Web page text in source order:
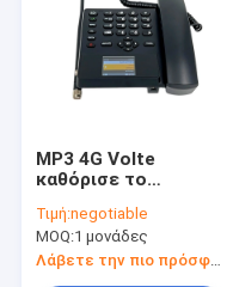
MP3 4G Volte
καθόρισε το
με τη ραδιο διπλή
SIM WIFI κάρτα
δυναμικής ζώνης FM
Τιμή:negotiable
MOQ:1 μονάδες
Λάβετε την πιο πρόσφατη τιμή